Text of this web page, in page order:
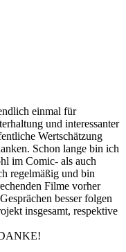
einmal für
und interessanter
Wertschätzung
Schon lange bin ich
im Comic- als auch
regelmäßig und bin
Filme vorher
besser folgen
insgesamt, respektive